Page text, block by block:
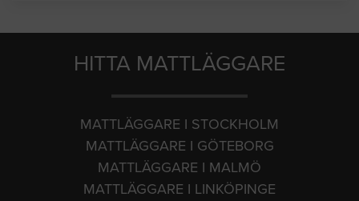
HITTA MATTLÄGGARE
MATTLÄGGARE I STOCKHOLM
MATTLÄGGARE I GÖTEBORG
MATTLÄGGARE I MALMÖ
MATTLÄGGARE I LINKÖPINGE